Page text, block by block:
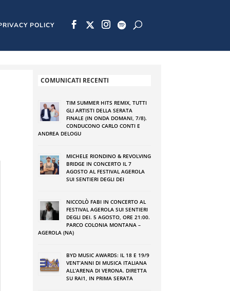
POLICY
COMUNICATI RECENTI
TIM SUMMER HITS REMIX, TUTTI
GLI ARTISTI DELLA SERATA
FINALE (IN ONDA DOMANI, 7/8).
CONDUCONO CARLO CONTI E
ANDREA DELOGU
MICHELE RIONDINO & REVOLVING
BRIDGE IN CONCERTO IL 7
AGOSTO AL FESTIVAL AGEROLA
SUI SENTIERI DEGLI DEI
NICCOLÒ FABI IN CONCERTO AL
FESTIVAL AGEROLA SUI SENTIERI
DEGLI DEI. 5 AGOSTO, ORE 21:00.
PARCO COLONIA MONTANA –
AGEROLA (NA)
BYD MUSIC AWARDS: IL 18 E 19/9
VENT’ANNI DI MUSICA ITALIANA
ALL’ARENA DI VERONA. DIRETTA
SU RAI1, IN PRIMA SERATA